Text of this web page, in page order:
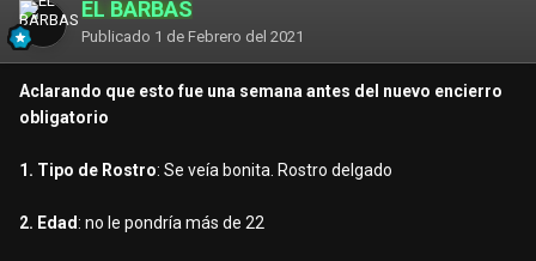
EL BÁRBAS
Publicado 1 de Febrero del 2021
Aclarando que esto fue una semana antes del nuevo encierro
obligatorio
1. Tipo de Rostro: Se veía bonita. Rostro delgado
2. Edad: no le pondría más de 22